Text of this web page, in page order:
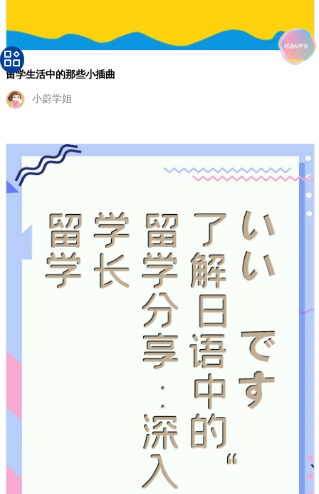
留学学长分享：深入了解日语中的“いいです”
lisa